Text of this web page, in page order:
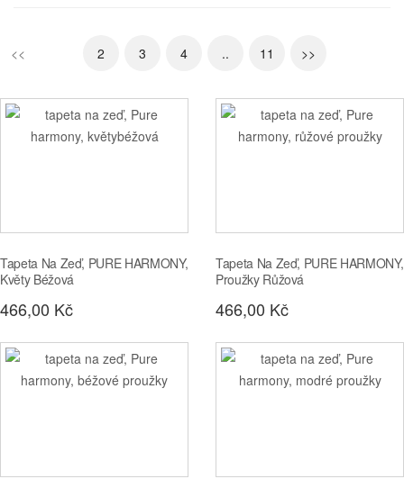
<< 2 3 4 .. 11 >>
Tapeta Na Zeď, PURE HARMONY,
Květy Béžová
466,00 Kč
Tapeta Na Zeď, PURE HARMONY,
Proužky Růžová
466,00 Kč